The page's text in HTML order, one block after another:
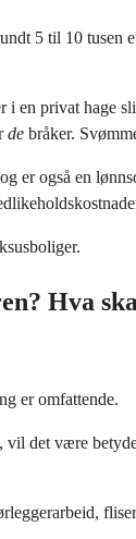
5 til 10
i en privat
de bråker.
er også en
Hva
er omfattende.
det være